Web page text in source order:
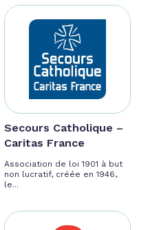
Secours Catholique –
Caritas France
Association de loi 1901 à but
non lucratif, créée en 1946,
le...